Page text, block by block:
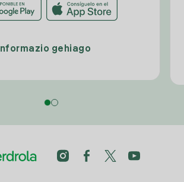
Informazio gehiago